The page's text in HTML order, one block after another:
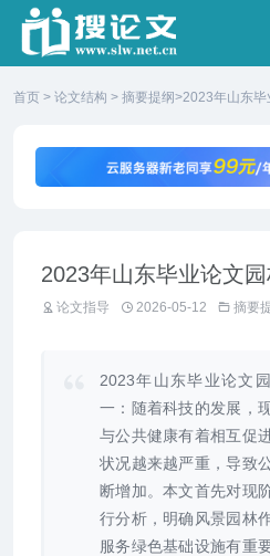
首页 > 论文结构 > 摘要提纲>2023年山东毕
2023年山东毕业论文
论文指导 2026-05-12 摘要
2023年山东毕业论文
一：随着科技的发展，
与公共健康有着相互促
状况越来越严重，导致
断增加。本文首先对现
行分析，明确风景园林
服务绿色基础设施有重